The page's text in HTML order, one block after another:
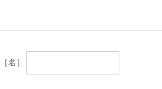
［名］